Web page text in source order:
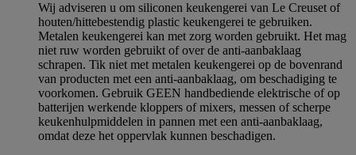
Wij adviseren u om siliconen keukengerei van Le Creuset of
houten/hittebestendig plastic keukengerei te gebruiken.
Metalen keukengerei kan met zorg worden gebruikt. Het mag
niet ruw worden gebruikt of over de anti-aanbaklaag
schrapen. Tik niet met metalen keukengerei op de bovenrand
van producten met een anti-aanbaklaag, om beschadiging te
voorkomen. Gebruik GEEN handbediende elektrische of op
batterijen werkende kloppers of mixers, messen of scherpe
keukenhulpmiddelen in pannen met een anti-aanbaklaag,
omdat deze het oppervlak kunnen beschadigen.